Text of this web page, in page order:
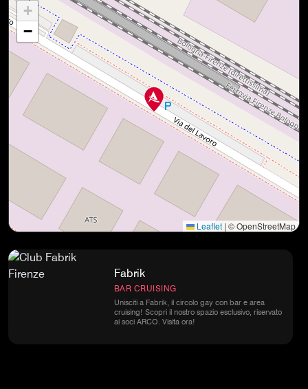
+
−
Leaflet | © OpenStreetMap
Fabrik
BAR CRUISING
Unisciti a Fabrik, il circolo gay con bar e area
cruising! Scopri il nostro spazio esclusivo, riservato
ai soci ARCO. Visita ora!